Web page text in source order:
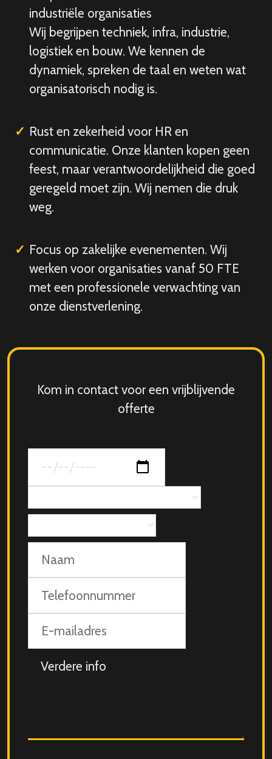
industriële organisaties
Wij begrijpen techniek, infra, industrie,
logistiek en bouw. We kennen de
dynamiek, spreken de taal en weten wat
organisatorisch nodig is.
Rust en zekerheid voor HR en
communicatie. Onze klanten kopen geen
feest, maar verantwoordelijkheid die goed
geregeld moet zijn. Wij nemen die druk
weg.
Focus op zakelijke evenementen. Wij
werken voor organisaties vanaf 50 FTE
met een professionele verwachting van
onze dienstverlening.
Kom in contact voor een vrijblijvende
offerte
van
jouw
personen
mailadres
Aanvullende
info